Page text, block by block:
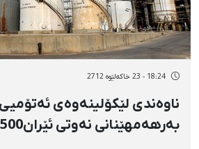
18:24 - 23 خاکەلێوه 2712
ناوەندی لێكۆلینەوەی